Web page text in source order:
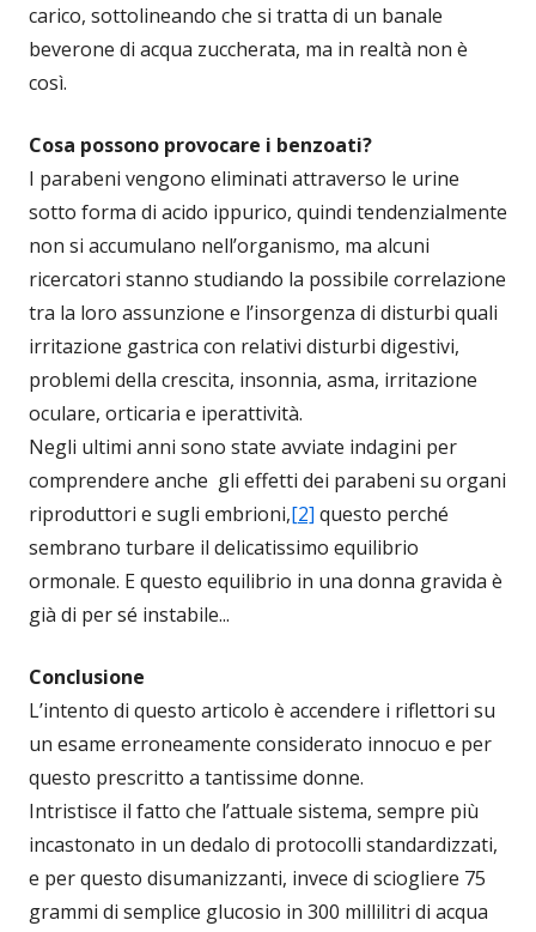
carico, sottolineando che si tratta di un banale
beverone di acqua zuccherata, ma in realtà non è
così.
Cosa possono provocare i benzoati?
I parabeni vengono eliminati attraverso le urine
sotto forma di acido ippurico, quindi tendenzialmente
non si accumulano nell’organismo, ma alcuni
ricercatori stanno studiando la possibile correlazione
tra la loro assunzione e l’insorgenza di disturbi quali
irritazione gastrica con relativi disturbi digestivi,
problemi della crescita, insonnia, asma, irritazione
oculare, orticaria e iperattività.
Negli ultimi anni sono state avviate indagini per
comprendere anche gli effetti dei parabeni su organi
riproduttori e sugli embrioni,[2] questo perché
sembrano turbare il delicatissimo equilibrio
ormonale. E questo equilibrio in una donna gravida è
già di per sé instabile...
Conclusione
L’intento di questo articolo è accendere i riflettori su
un esame erroneamente considerato innocuo e per
questo prescritto a tantissime donne.
Intristisce il fatto che l’attuale sistema, sempre più
incastonato in un dedalo di protocolli standardizzati,
e per questo disumanizzanti, invece di sciogliere 75
grammi di semplice glucosio in 300 millilitri di acqua